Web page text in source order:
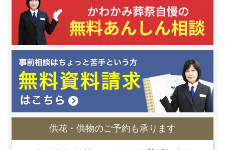
供花・供物のご予約も承ります